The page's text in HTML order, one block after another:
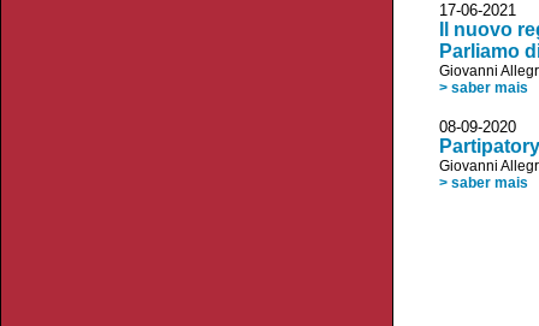
17-06-2021
Il nuovo
Parliamo
Giovanni
> saber mais
08-09-2020
Giovanni
> saber mais